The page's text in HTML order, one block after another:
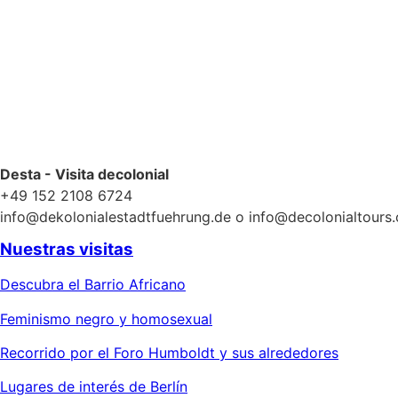
Desta - Visita decolonial
+49 152 2108 6724
info@dekolonialestadtfuehrung.de o
Nuestras visitas
Descubra el Barrio Africano
Feminismo negro y homosexual
Recorrido por el Foro Humboldt y sus alrededores
Lugares de interés de Berlín